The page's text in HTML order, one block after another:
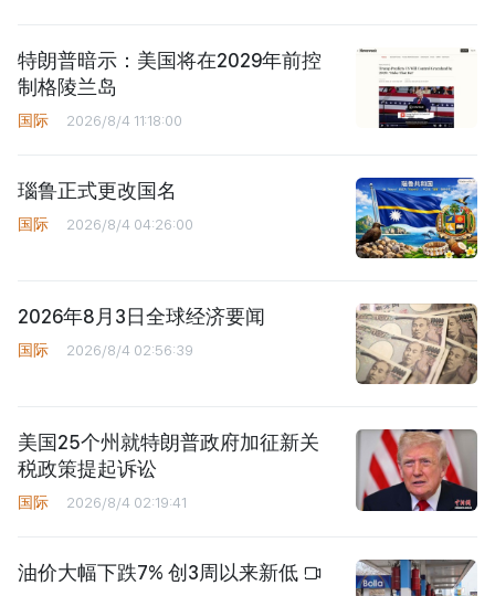
特朗普暗示：美国将在2029年前控
制格陵兰岛
国际 2026/8/4 11:18:00
瑙鲁正式更改国名
国际 2026/8/4 04:26:00
2026年8月3日全球经济要闻
国际 2026/8/4 02:56:39
美国25个州就特朗普政府加征新关
税政策提起诉讼
国际 2026/8/4 02:19:41
油价大幅下跌7% 创3周以来新低